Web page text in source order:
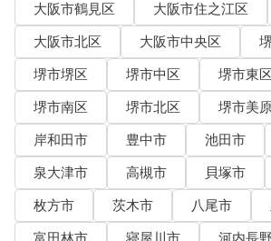
大阪市鶴見区
大阪市住之江区
大阪市北区
大阪市中央区
堺市堺区
堺市中区 堺市東区
堺市南区
堺市北区
堺市美
岸和田市
豊中市 池田市
泉大津市
高槻市 貝塚市
枚方市
茨木市 八尾市